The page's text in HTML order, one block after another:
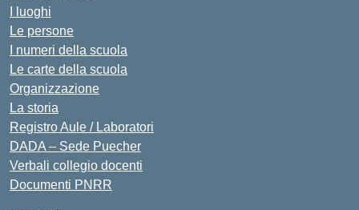
I luoghi
Le persone
I numeri della scuola
Le carte della scuola
Organizzazione
La storia
Registro Aule / Laboratori
DADA – Sede Puecher
Verbali collegio docenti
Documenti PNRR